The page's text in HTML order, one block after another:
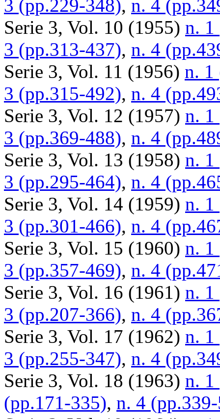
3 (pp.229-348), n. 4
Serie 3, Vol. 10 (1955) n. 1
3 (pp.313-437), n. 4
Serie 3, Vol. 11 (1956) n. 1
3 (pp.315-492), n. 4
Serie 3, Vol. 12 (1957) n. 1
3 (pp.369-488), n. 4
Serie 3, Vol. 13 (1958) n. 1
3 (pp.295-464), n. 4
Serie 3, Vol. 14 (1959) n. 1
3 (pp.301-466), n. 4
Serie 3, Vol. 15 (1960) n. 1
3 (pp.357-469), n. 4
Serie 3, Vol. 16 (1961) n. 1
3 (pp.207-366), n. 4
Serie 3, Vol. 17 (1962) n. 1
3 (pp.255-347), n. 4
Serie 3, Vol. 18 (1963) n. 1
(pp.171-335), n. 4